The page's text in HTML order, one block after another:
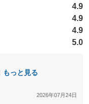
4.9
4.9
4.9
5.0
もっと見る
2026年07月24日